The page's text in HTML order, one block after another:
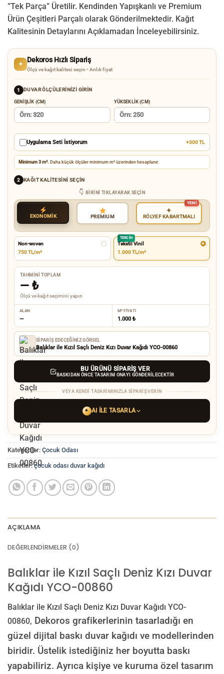
”Tek Parça” Üretilir. Kendinden Yapışkanlı ve Premium
Ürün Çeşitleri Parçalı olarak Gönderilmektedir. Kağıt
Kalitesinin Detaylarını Açıklamadan İnceleyebilirsiniz.
✦
Dekoros Hızlı Sipariş
Ölçü ve kağıt kalitesi seçin • Anlık fiyat
1 DUVAR ÖLÇÜLERINIZI GIRIN
GENIŞLIK (CM) YÜKSEKLIK (CM)
Uygulama Seti İstiyorum +300 TL
Minimum 3 m². Daha küçük ölçüler minimum m² üzerinden hesaplanır.
2 KAĞIT KALITESINI SEÇIN
BIRINI TIKLAYARAK SEÇIN
EKONOMİK PREMIUM
✦
RÖLYEF KABARTMALI
Non-woven
750 TL/m²
TERCIH
Tekstil Vinil
1.000 TL/m²
TAHMINI TOPLAM
— ₺
Ölçü ve kağıt seçimini yapın
ALAN
—
M² FIYATI
1.000 ₺
SIPARIŞ EDECEĞINIZ GÖRSEL
Balıklar ile Kızıl Saçlı Deniz Kızı Duvar Kağıdı YCO-00860
BU ÜRÜNÜ SIPARIŞ VER
BASKIDAN ÖNCE TASARIM ONAYI GÖNDERILECEKTIR
VEYA KENDI TASARIMINIZLA SIPARIŞ VERIN
✦ AI ILE TASARLA
ChatGPT
baskı kalitesine yükseltip
üretim yaparız.
GÖRSEL LINKI
E-posta ile de gönderebilirsiniz:
Süreç Bilgilendirmesi
Kategoriler: Çocuk Odası
Etiketler:çocuk odası duvar kağıdı
AÇIKLAMA
DEĞERLENDIRMELER (0)
Balıklar ile Kızıl Saçlı Deniz Kızı Duvar
Kağıdı YCO-00860
Balıklar ile Kızıl Saçlı Deniz Kızı Duvar Kağıdı YCO-
00860, Dekoros grafikerlerinin tasarladığı en
güzel dijital baskı duvar kağıdı ve modellerinden
biridir. Üstelik istediğiniz her boyutta baskı
yapabiliriz. Ayrıca kişiye ve kuruma özel tasarım